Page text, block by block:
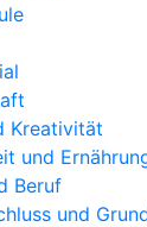
Kreativität
und
Beruf
und